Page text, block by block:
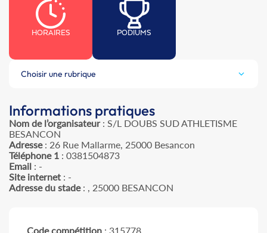
HORAIRES PODIUMS
Choisir une rubrique
Informations pratiques
Nom de l’organisateur: S/L DOUBS SUD ATHLETISME
BESANCON
Adresse: 26 Rue Mallarme, 25000 Besancon
Téléphone 1 : 0381504873
Email : -
Site internet : -
Adresse du stade: , 25000 BESANCON
Code compétition : 315778